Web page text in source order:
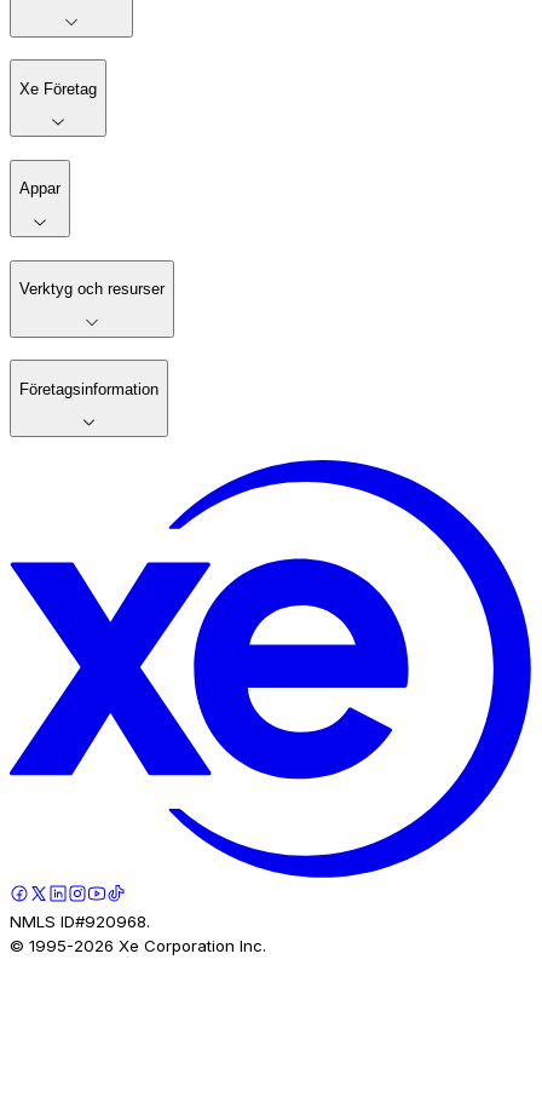
Xe Företag
Appar
Verktyg och resurser
Företagsinformation
NMLS ID#920968.
© 1995-2026 Xe Corporation Inc.